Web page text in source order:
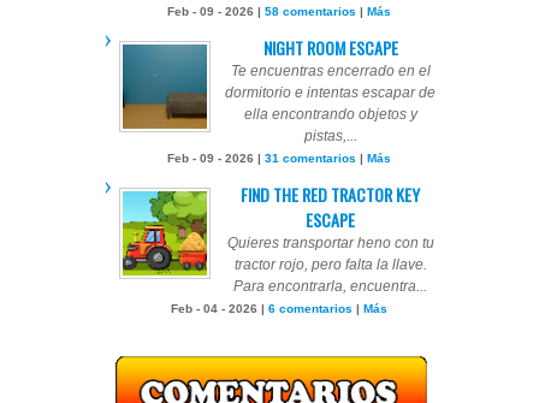
Feb - 09 - 2026 | 58 comentarios | Más
NIGHT ROOM ESCAPE
Te encuentras encerrado en el
dormitorio e intentas escapar de
ella encontrando objetos y
pistas,...
Feb - 09 - 2026 | 31 comentarios | Más
FIND THE RED TRACTOR KEY
ESCAPE
Quieres transportar heno con tu
tractor rojo, pero falta la llave.
Para encontrarla, encuentra...
Feb - 04 - 2026 | 6 comentarios | Más